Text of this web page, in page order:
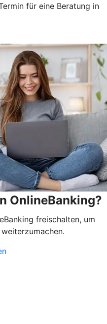
für eine Beratung in
OnlineBanking?
freischalten, um